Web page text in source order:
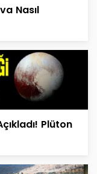
Nasıl
Plüton